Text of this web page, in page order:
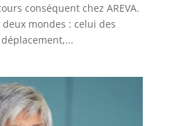
conséquent chez AREVA.
mondes : celui des